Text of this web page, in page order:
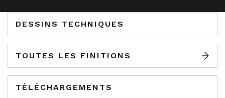
DESSINS TECHNIQUES
TOUTES LES FINITIONS
TÉLÉCHARGEMENTS